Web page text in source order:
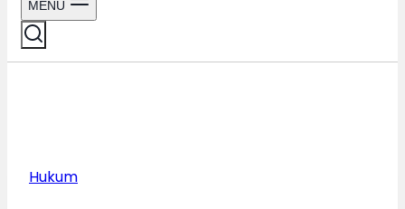
MENU
Hukum